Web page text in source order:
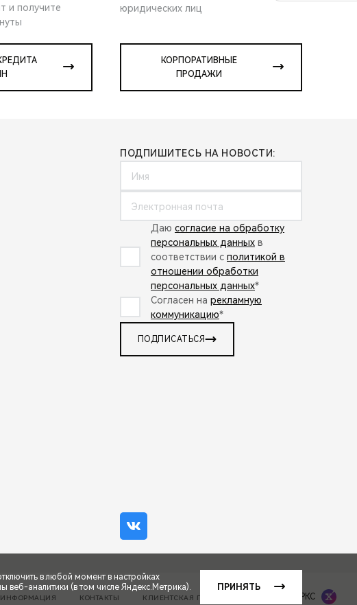
и получите
юридических лиц
КОРПОРАТИВНЫЕ
ПРОДАЖИ
ПОДПИШИТЕСЬ НА НОВОСТИ:
Даю согласие на обработку
персональных данных в
соответствии с политикой в
отношении обработки
персональных данных*
Согласен на рекламную
коммуникацию*
ПОДПИСАТЬСЯ
ИНФОРМАЦИЯ КОНТАКТЫ КЛИЕНТСКАЯ ПОДДЕРЖКА Сделано в ПЕРКС
в любой момент в настройках
веб-аналитики (в том числе Яндекс.Метрика).
ПРИНЯТЬ